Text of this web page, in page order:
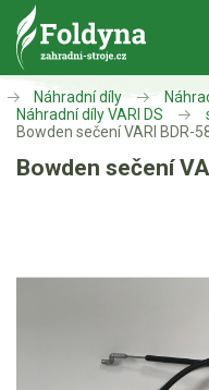
Zahradní traktory
Benzínové sekačky
Náhradní díly
Náhradní díly VARI DS
Bowden sečení VARI BDR-
Bowden sečení